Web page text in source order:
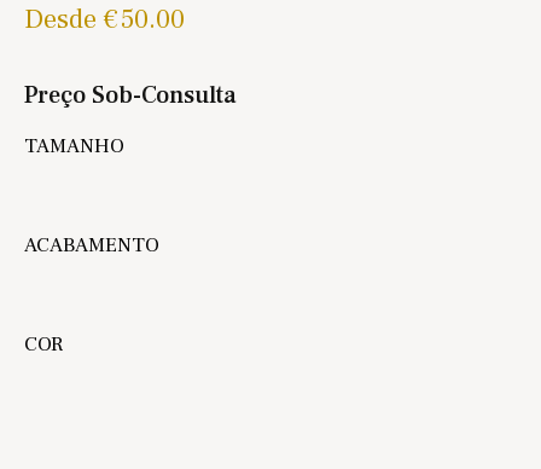
Desde €50.00
Preço Sob-Consulta
TAMANHO
ACABAMENTO
COR